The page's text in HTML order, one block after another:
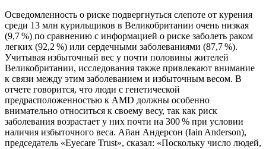
Осведомленность о риске подвергнуться слепоте от курения
среди 13 млн курильщиков в Великобритании очень низкая
(9,7 %) по сравнению с информацией о риске заболеть раком
легких (92,2 %) или сердечными заболеваниями (87,7 %).
Учитывая избыточный вес у почти половины жителей
Великобритании, исследования также привлекают внимание
к связи между этим заболеванием и избыточным весом. В
отчете говорится, что люди с генетической
предрасположенностью к AMD должны особенно
внимательно относиться к своему весу, так как риск
заболевания возрастает у них почти на 300 % при условии
наличия избыточного веса. Айан Андерсон (Iain Anderson),
председатель «Eyecare Trust», сказал: «Поскольку число людей,